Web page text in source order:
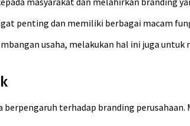
penting dan memiliki berbagai macam
usaha, melakukan hal ini juga
berpengaruh terhadap branding